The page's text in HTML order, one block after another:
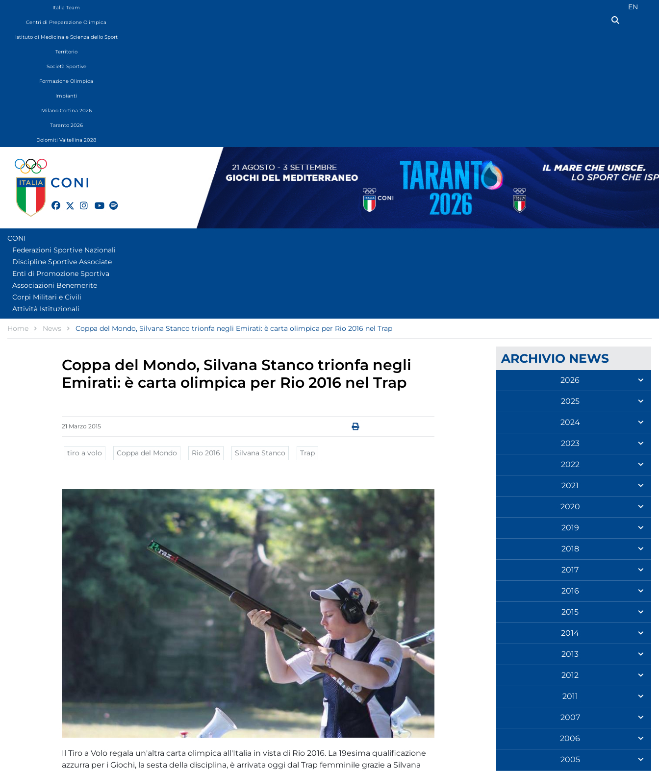
Italia Team
Centri di Preparazione Olimpica
Istituto di Medicina e Scienza dello Sport
Territorio
Società Sportive
Formazione Olimpica
Impianti
Milano Cortina 2026
Taranto 2026
Dolomiti Valtellina 2028
Seleziona
EN
twitter
CONI
Federazioni Sportive Nazionali
Discipline Sportive Associate
Enti di Promozione Sportiva
Associazioni Benemerite
Corpi Militari e Civili
Attività Istituzionali
Home News Coppa del Mondo, Silvana Stanco trionfa negli Emirati: è carta olimpica per Rio 2016 nel Trap
Coppa del Mondo, Silvana Stanco trionfa negli
Emirati: è carta olimpica per Rio 2016 nel Trap
21 Marzo 2015
tiro a volo Coppa del Mondo Rio 2016 Silvana Stanco Trap
Il Tiro a Volo regala un'altra carta olimpica all'Italia in vista di Rio 2016. La 19esima qualificazione
azzurra per i Giochi, la sesta della disciplina, è arrivata oggi dal Trap femminile grazie a Silvana
ARCHIVIO NEWS
2026
2025
2024
2023
2022
2021
2020
2019
2018
2017
2016
2015
2014
2013
2012
2011
2007
2006
2005